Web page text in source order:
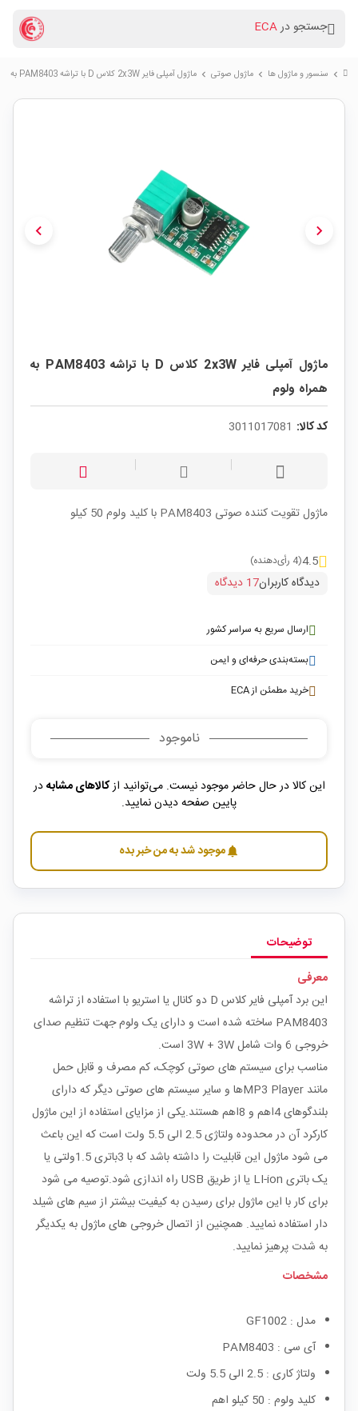
جستجو درECA
chevron_right سنسور و ماژول ها chevron_right ماژول صوتی chevron_right ماژول آمپلی فایر 2x3W کلاس D با تراشه PAM8403 به همراه ولوم
chevron_left chevron_right
ماژول آمپلی فایر 2x3W کلاس D با تراشه PAM8403 به
همراه ولوم
کد کالا: 3011017081
ماژول تقویت کننده صوتی PAM8403 با کلید ولوم 50 کیلو
4.5(4 رأی‌دهنده)
دیدگاه کاربران17 دیدگاه
ارسال سریع به سراسر کشور
بسته‌بندی حرفه‌ای و ایمن
خرید مطمئن از ECA
ناموجود
این کالا در حال حاضر موجود نیست. می‌توانید ازکالاهای مشابهدر
پایین صفحه دیدن نمایید.
notificationsموجود شد به من خبر بده
توضیحات
معرفی
این برد آمپلی فایر کلاس D دو کانال یا استریو با استفاده از تراشه
PAM8403 ساخته شده است و دارای یک ولوم جهت تنظیم صدای
خروجی 6 وات شامل 3W + 3W است.
مناسب برای سیستم های صوتی کوچک، کم مصرف و قابل حمل
مانند MP3 Playerها و سایر سیستم های صوتی دیگر که دارای
بلندگوهای 4اهم و 8اهم هستند.یکی از مزایای استفاده از این ماژول
کارکرد آن در محدوده ولتاژی 2.5 الی 5.5 ولت است که این باعث
می شود ماژول این قابلیت را داشته باشد که با 3باتری 1.5ولتی یا
یک باتری LI-ion یا از طریق USB راه اندازی شود.توصیه می شود
برای کار با این ماژول برای رسیدن به کیفیت بیشتر از سیم های شیلد
دار استفاده نمایید. همچنین از اتصال خروجی های ماژول به یکدیگر
به شدت پرهیز نمایید.
مشخصات
مدل : GF1002
آی سی : PAM8403
ولتاژ کاری : 2.5 الی 5.5 ولت
کلید ولوم : 50 کیلو اهم